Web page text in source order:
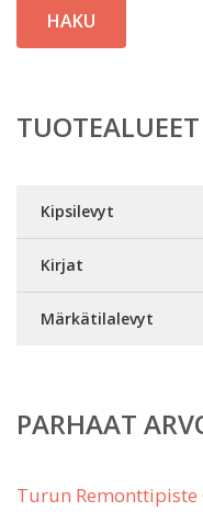
HAKU
TUOTEALUEET
Kipsilevyt
Kirjat
Märkätilalevyt
PARHAAT
Turun Remonttipiste